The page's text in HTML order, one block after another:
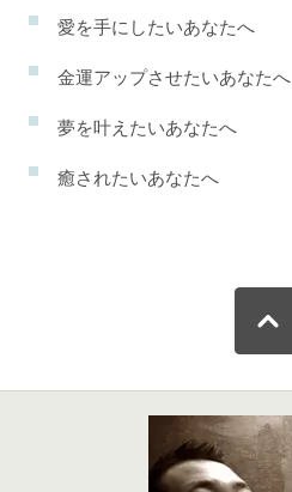
愛を手にしたいあなたへ
金運アップさせたいあなたへ
夢を叶えたいあなたへ
癒されたいあなたへ